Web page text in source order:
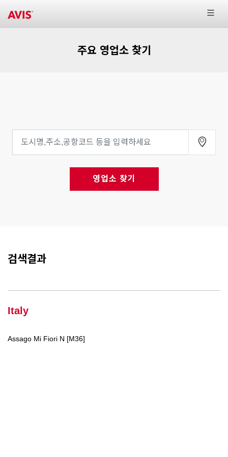
주요 영업소 찾기
영업소 찾기
검색결과
Italy
Assago Mi Fiori N [M36]